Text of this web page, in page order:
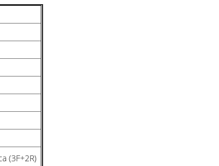
(3F+2R)